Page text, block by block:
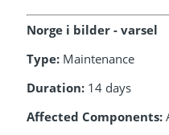
Norge i bilder - varsel
Type: Maintenance
Duration: 14 days
Affected Components: